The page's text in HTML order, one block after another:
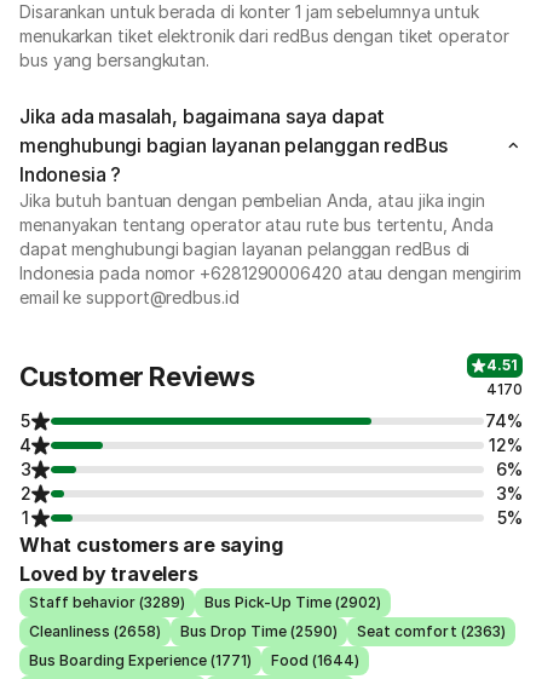
Disarankan untuk berada di konter 1 jam sebelumnya untuk
menukarkan tiket elektronik dari redBus dengan tiket operator
bus yang bersangkutan.
Jika ada masalah, bagaimana saya dapat
menghubungi bagian layanan pelanggan redBus
Indonesia ?
Jika butuh bantuan dengan pembelian Anda, atau jika ingin
menanyakan tentang operator atau rute bus tertentu, Anda
dapat menghubungi bagian layanan pelanggan redBus di
Indonesia pada nomor +6281290006420 atau dengan mengirim
email ke support@redbus.id
Customer Reviews
4.51
4170
5
74%
4
12%
3
6%
2
3%
1
5%
What customers are saying
Loved by travelers
Staff behavior (3289)
Bus Pick-Up Time (2902)
Cleanliness (2658)
Bus Drop Time (2590)
Seat comfort (2363)
Bus Boarding Experience (1771)
Food (1644)